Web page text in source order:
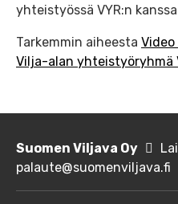
yhteistyössä VYR:n
Tarkemmin aiheesta
Vilja-alan yhteistyöryhmä
Suomen Viljava Oy
palaute@suomenviljava.fi